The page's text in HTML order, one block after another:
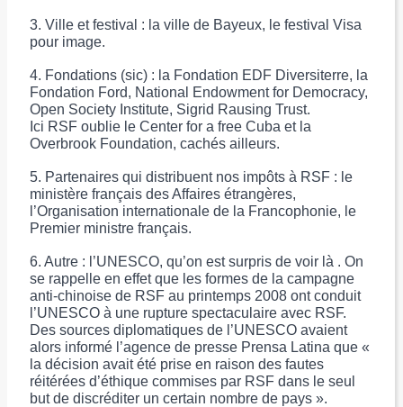
3. Ville et festival : la ville de Bayeux, le festival Visa
pour image.
4. Fondations (sic) : la Fondation EDF Diversiterre, la
Fondation Ford, National Endowment for Democracy,
Open Society Institute, Sigrid Rausing Trust.
Ici RSF oublie le Center for a free Cuba et la
Overbrook Foundation, cachés ailleurs.
5. Partenaires qui distribuent nos impôts à RSF : le
ministère français des Affaires étrangères,
l’Organisation internationale de la Francophonie, le
Premier ministre français.
6. Autre : l’UNESCO, qu’on est surpris de voir là . On
se rappelle en effet que les formes de la campagne
anti-chinoise de RSF au printemps 2008 ont conduit
l’UNESCO à une rupture spectaculaire avec RSF.
Des sources diplomatiques de l’UNESCO avaient
alors informé l’agence de presse Prensa Latina que «
la décision avait été prise en raison des fautes
réitérées d’éthique commises par RSF dans le seul
but de discréditer un certain nombre de pays ».